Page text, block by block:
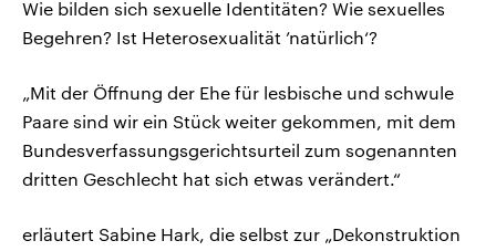
Wie bilden sich sexuelle Identitäten? Wie sexuelles
Begehren? Ist Heterosexualität ’natürlich‘?
„Mit der Öffnung der Ehe für lesbische und schwule
Paare sind wir ein Stück weiter gekommen, mit dem
Bundesverfassungsgerichtsurteil zum sogenannten
dritten Geschlecht hat sich etwas verändert.“
erläutert Sabine Hark, die selbst zur „Dekonstruktion